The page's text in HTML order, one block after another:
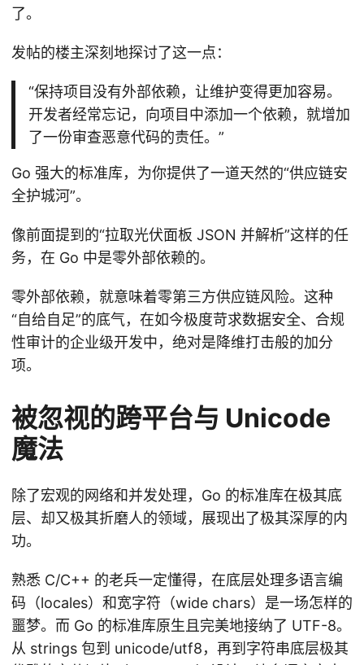
了。
发帖的楼主深刻地探讨了这一点：
“保持项目没有外部依赖，让维护变得更加容易。
开发者经常忘记，向项目中添加一个依赖，就增加
了一份审查恶意代码的责任。”
Go 强大的标准库，为你提供了一道天然的“供应链安
全护城河”。
像前面提到的“拉取光伏面板 JSON 并解析”这样的任
务，在 Go 中是零外部依赖的。
零外部依赖，就意味着零第三方供应链风险。这种
“自给自足”的底气，在如今极度苛求数据安全、合规
性审计的企业级开发中，绝对是降维打击般的加分
项。
被忽视的跨平台与 Unicode
魔法
除了宏观的网络和并发处理，Go 的标准库在极其底
层、却又极其折磨人的领域，展现出了极其深厚的内
功。
熟悉 C/C++ 的老兵一定懂得，在底层处理多语言编
码（locales）和宽字符（wide chars）是一场怎样的
噩梦。而 Go 的标准库原生且完美地接纳了 UTF-8。
从 strings 包到 unicode/utf8，再到字符串底层极其